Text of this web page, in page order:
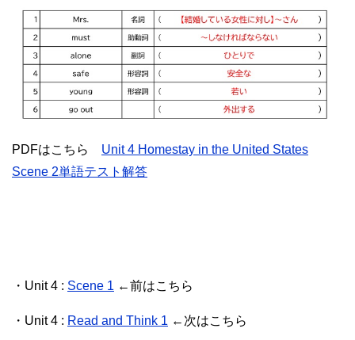
PDFはこちら Unit 4 Homestay in the United States
Scene 2単語テスト解答
・Unit 4 : Scene 1 ←前はこちら
・Unit 4 : Read and Think 1 ←次はこちら